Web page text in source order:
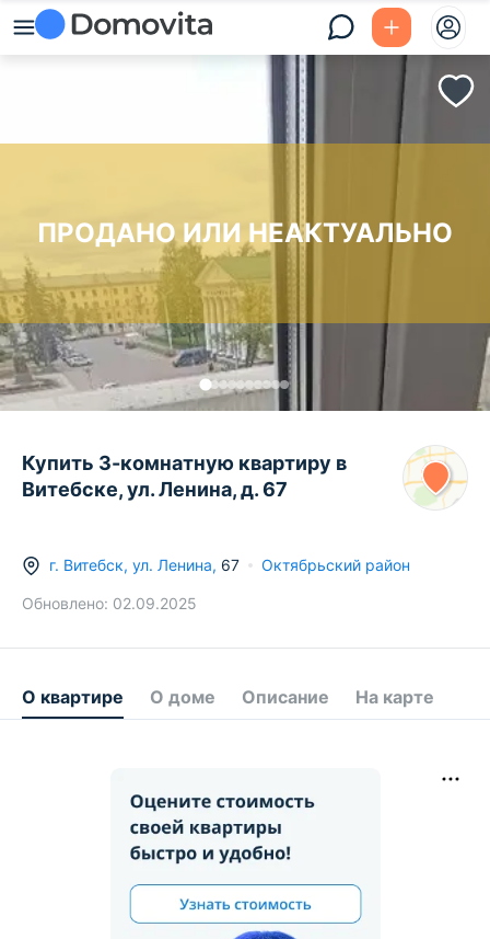
ПРОДАНО ИЛИ НЕАКТУАЛЬНО
Купить 3-комнатную квартиру в
Витебске, ул. Ленина, д. 67
г. Витебск, ул. Ленина, 67 Октябрьский район
Обновлено: 02.09.2025
О квартире О доме Описание На карте